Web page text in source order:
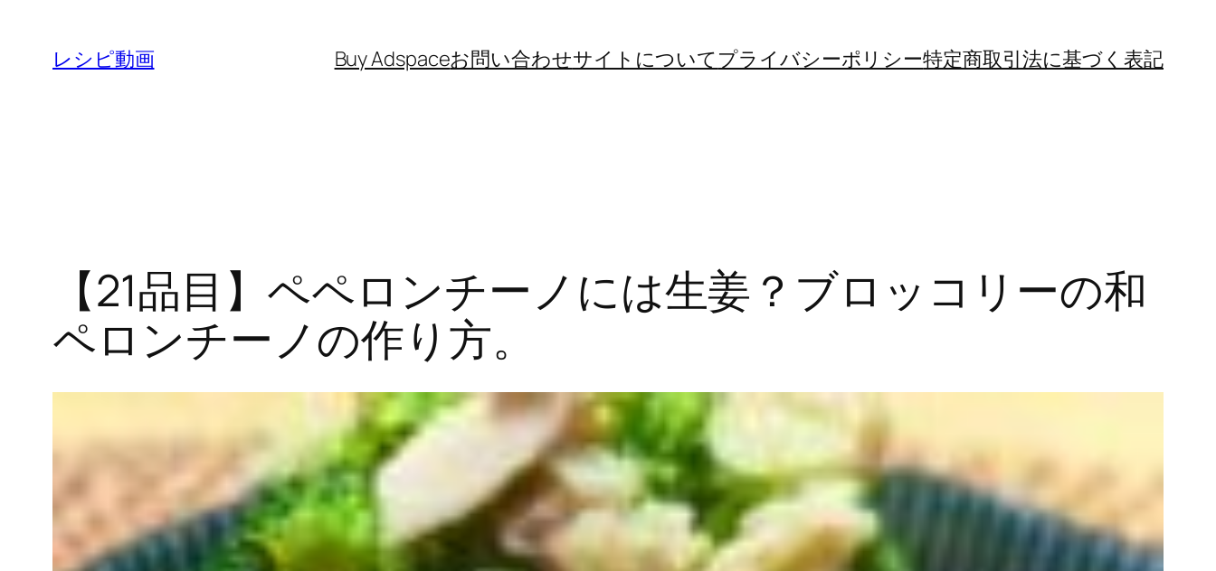
レシピ動画 Buy Adspaceお問い合わせサイトについてプライバシーポリシー特定商取引法に基づく表記
【21品目】ペペロンチーノには生姜？ブロッコリーの和
ペロンチーノの作り方。